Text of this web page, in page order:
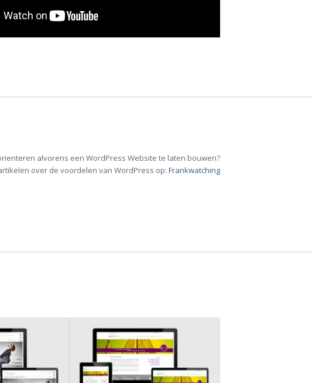
alvorens een WordPress Website te laten bouwen?
over de voordelen van WordPress op: Frankwatching